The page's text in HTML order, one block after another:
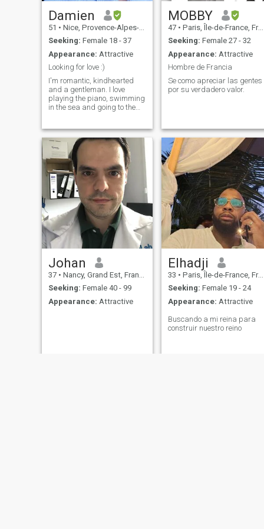
Damien
51 • Nice, Provence-Alpes-Côte d'Azur, France
Seeking: Female 18 - 37
Appearance: Attractive
Looking for love :)
I'm romantic, kindhearted
and a gentleman. I love
playing the piano, swimming
in the sea and going to the
working Public Relations and
previously I was A national
newspaper journalist.
MOBBY
47 • Paris, Île-de-France, France
Seeking: Female 27 - 32
Appearance: Attractive
Hombre de Francia
Se como apreciar las gentes
por su verdadero valor.
Johan
37 • Nancy, Grand Est, France
Seeking: Female 40 - 99
Appearance: Attractive
Elhadji
33 • Paris, Île-de-France, France
Seeking: Female 19 - 24
Appearance: Attractive
Buscando a mi reina para
construir nuestro reino